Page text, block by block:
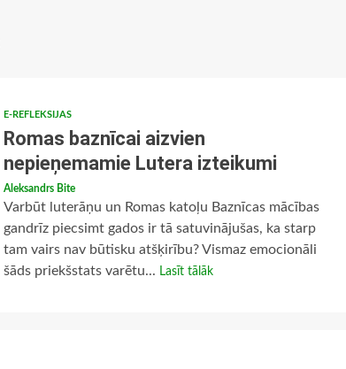
E-REFLEKSIJAS
Romas baznīcai aizvien
nepieņemamie Lutera izteikumi
Aleksandrs Bite
Varbūt luterāņu un Romas katoļu Baznīcas mācības
gandrīz piecsimt gados ir tā satuvinājušas, ka starp
tam vairs nav būtisku atšķirību? Vismaz emocionāli
šāds priekšstats varētu... Lasīt tālāk